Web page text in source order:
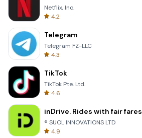
Netflix, Inc.
4.2
Telegram
Telegram FZ-LLC
4.3
TikTok
TikTok Pte. Ltd.
4.6
inDrive. Rides with fair fares
® SUOL INNOVATIONS LTD
4.9